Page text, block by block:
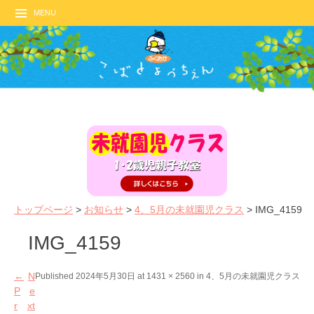
MENU
トップページ > お知らせ > 4、5月の未就園児クラス > IMG_4159
IMG_4159
Published 2024年5月30日 at 1431 × 2560 in 4、5月の未就園児クラス
←
P
r
N
e
xt